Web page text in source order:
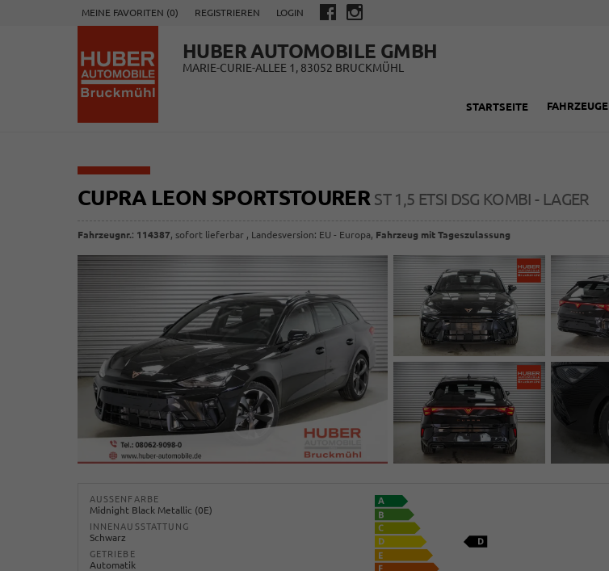
MEINE FAVORITEN (0) REGISTRIEREN LOGIN
HUBER AUTOMOBILE GMBH
MARIE-CURIE-ALLEE 1, 83052 BRUCKMÜHL
STARTSEITE FAHRZEUGE
CUPRA LEON SPORTSTOURER ST 1,5 ETSI DSG KOMBI - LAGER
Fahrzeugnr.: 114387, sofort lieferbar , Landesversion: EU - Europa, Fahrzeug mit Tageszulassung
AUSSENFARBE
Midnight Black Metallic (0E)
INNENAUSSTATTUNG
Schwarz
GETRIEBE
Automatik